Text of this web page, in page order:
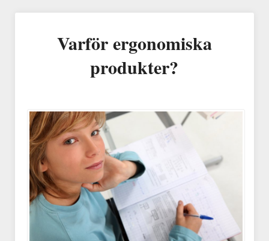
Varför ergonomiska
produkter?